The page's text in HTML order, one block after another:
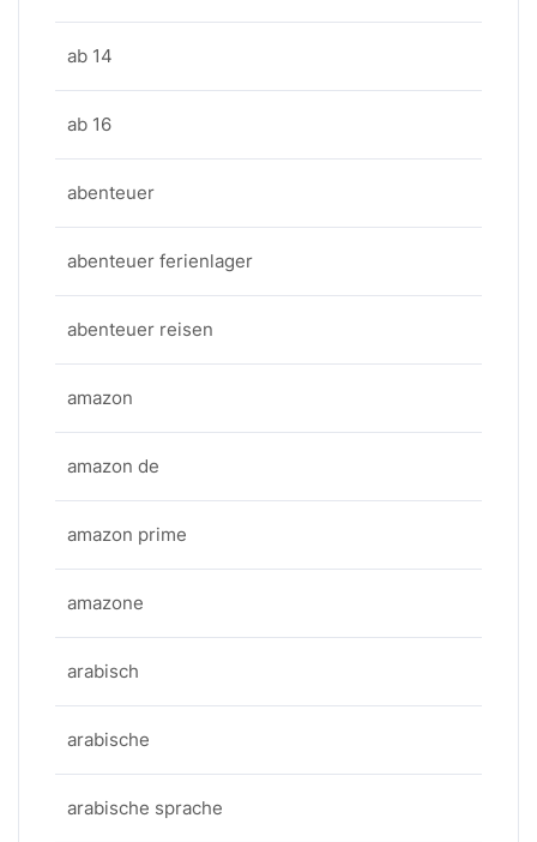
ab 14
ab 16
abenteuer
abenteuer ferienlager
abenteuer reisen
amazon
amazon de
amazon prime
amazone
arabisch
arabische
arabische sprache